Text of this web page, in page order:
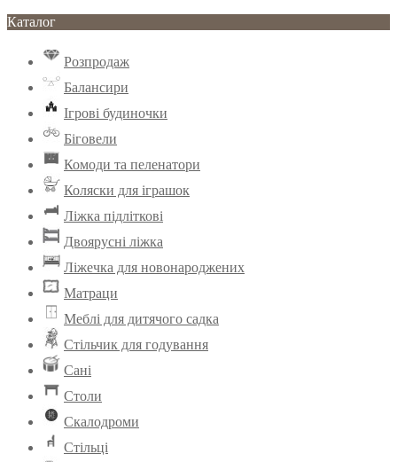
Каталог
Розпродаж
Балансири
Ігрові будиночки
Біговели
Комоди та пеленатори
Коляски для іграшок
Ліжка підліткові
Двоярусні ліжка
Ліжечка для новонароджених
Матраци
Меблі для дитячого садка
Стільчик для годування
Сані
Столи
Скалодроми
Стільці